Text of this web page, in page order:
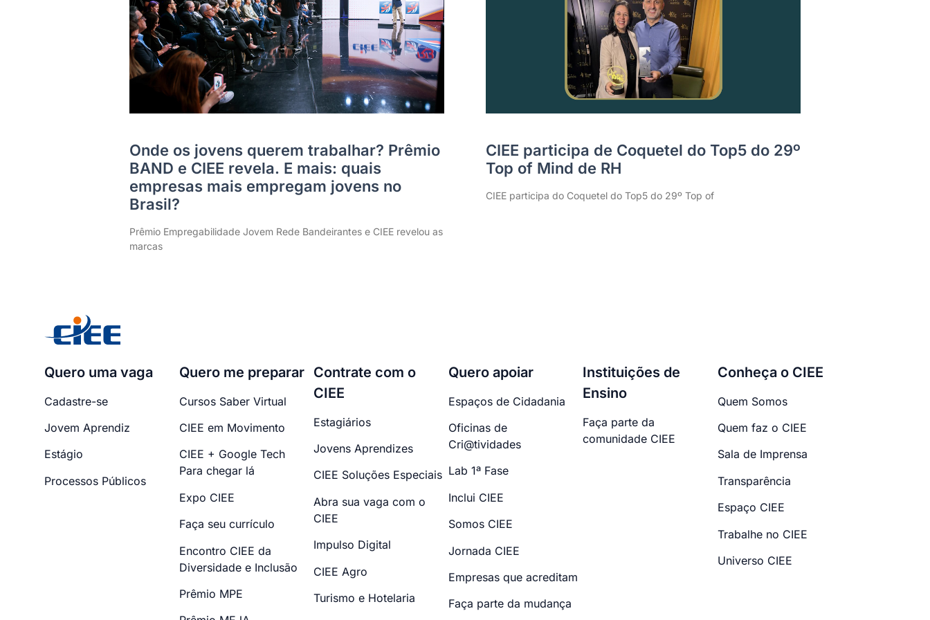
Onde os jovens querem trabalhar? Prêmio
BAND e CIEE revela. E mais: quais
empresas mais empregam jovens no
Brasil?
Prêmio Empregabilidade Jovem Rede Bandeirantes e CIEE revelou as
marcas
CIEE participa de Coquetel do Top5 do 29º
Top of Mind de RH
CIEE participa do Coquetel do Top5 do 29º Top of
Quero uma vaga
Cadastre-se
Jovem Aprendiz
Estágio
Processos Públicos
Quero me preparar
Cursos Saber Virtual
CIEE em Movimento
CIEE + Google Tech
Para chegar lá
Expo CIEE
Faça seu currículo
Encontro CIEE da
Diversidade e Inclusão
Prêmio MPE
Contrate com o
CIEE
Estagiários
Jovens Aprendizes
CIEE Soluções Especiais
Abra sua vaga com o
CIEE
Impulso Digital
CIEE Agro
Turismo e Hotelaria
Quero apoiar
Espaços de Cidadania
Oficinas de
Cri@tividades
Lab 1ª Fase
Inclui CIEE
Somos CIEE
Jornada CIEE
Empresas que acreditam
Faça parte da mudança
Instituições de
Ensino
Faça parte da
comunidade CIEE
Conheça o CIEE
Quem Somos
Quem faz o CIEE
Sala de Imprensa
Transparência
Espaço CIEE
Trabalhe no CIEE
Universo CIEE